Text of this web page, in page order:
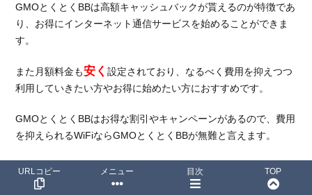
GMOとくとくBBは高額キャッシュバックが貰えるのが特徴であ
り、お得にインターネット通信サービスを始めることができま
す。
また月額料金も安く設定されており、なるべく費用を抑えつつ
利用していきたい方やお得に始めたい方におすすめです。
GMOとくとくBBはお得な割引やキャンペーンがあるので、費用
を抑えられるWiFiならGMOとくとくBBが無難と言えます。
他にも 最短即日で発送可能
ですぐにインターネット利用ができ
るので、ぜひGMOとくとくBBに申し込んでみてはいかがでしょ
URLコピー メニュー 目次 TOP